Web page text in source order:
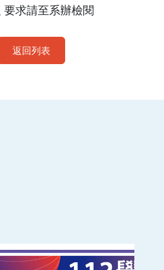
求請至系辦檢閱
返回列表
永康區南台街一號